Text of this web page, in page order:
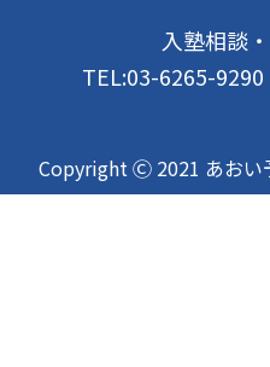
入塾相談
TEL:03-6265-
Copyright Ⓒ 2021 あおい